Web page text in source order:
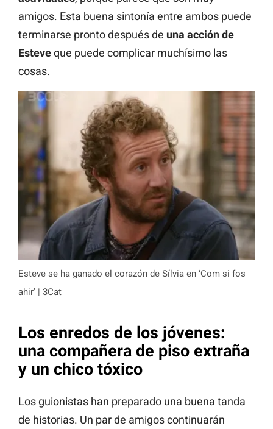
amigos. Esta buena sintonía entre ambos puede
terminarse pronto después de una acción de
Esteveque puede complicar muchísimo las
cosas.
Esteve se ha ganado el corazón de Sílvia en ‘Com si fos
ahir’ | 3Cat
Los enredos de los jóvenes:
una compañera de piso extraña
y un chico tóxico
Los guionistas han preparado una buena tanda
de historias. Un par de amigos continuarán